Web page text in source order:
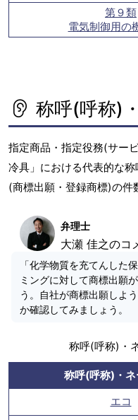
第９類
電気制御用の
称呼(呼称)
指定商品・指定役務(サー
冷具」における代表的な
(商標出願・登録商標)の件
弁理士
大瀬 佳之のコ
「化学物質を充てんした
ミングに対して商標出願
う。自社が商標出願しよ
か確認してみましょう。
称呼(呼称)・
称呼(呼称)・
エコ